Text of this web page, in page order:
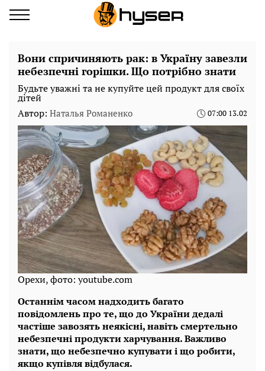
Вони спричиняють рак: в Україну завезли
небезпечні горішки. Що потрібно знати
Будьте уважні та не купуйте цей продукт для своїх
дітей
Автор: Наталья Романенко 07:00 13.02
Орехи, фото: youtube.com
Останнім часом надходить багато
повідомлень про те, що до України дедалі
частіше завозять неякісні, навіть смертельно
небезпечні продукти харчування. Важливо
знати, що небезпечно купувати і що робити,
якщо купівля відбулася.